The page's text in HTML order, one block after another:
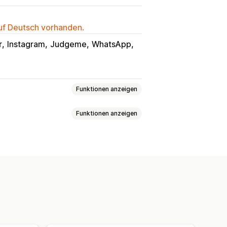
Deutsch vorhanden.
Instagram Judgeme WhatsApp
Funktionen anzeigen
Funktionen anzeigen